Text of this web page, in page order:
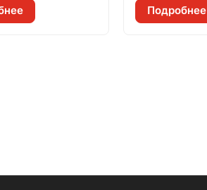
Подробнее